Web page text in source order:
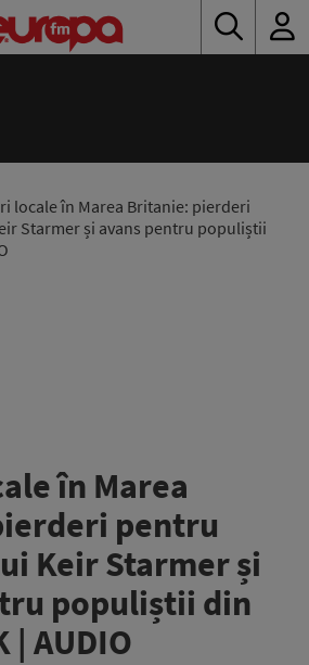
locale în Marea Britanie: pierderi
Starmer și avans pentru populiștii
în Marea
pentru
Keir Starmer și
populiștii din
| AUDIO